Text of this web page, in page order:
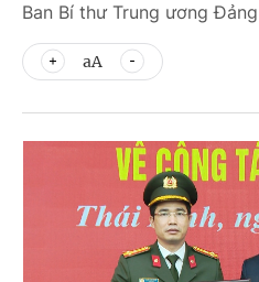
Ban Bí thư Trung ương
aA